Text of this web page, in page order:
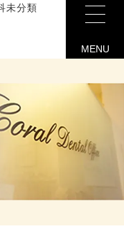
未分類
MENU